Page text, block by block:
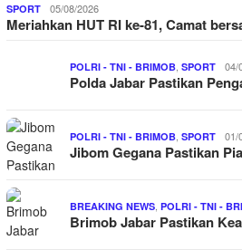
SPORT 05/08/2026
Meriahkan HUT RI ke-81, Camat
POLRI - TNI - BRIMOB SPORT 04/
Polda Jabar Pastikan
POLRI - TNI - BRIMOB SPORT 01/
Jibom Gegana Pastikan
BREAKING NEWS POLRI - TNI -
Brimob Jabar Pastikan